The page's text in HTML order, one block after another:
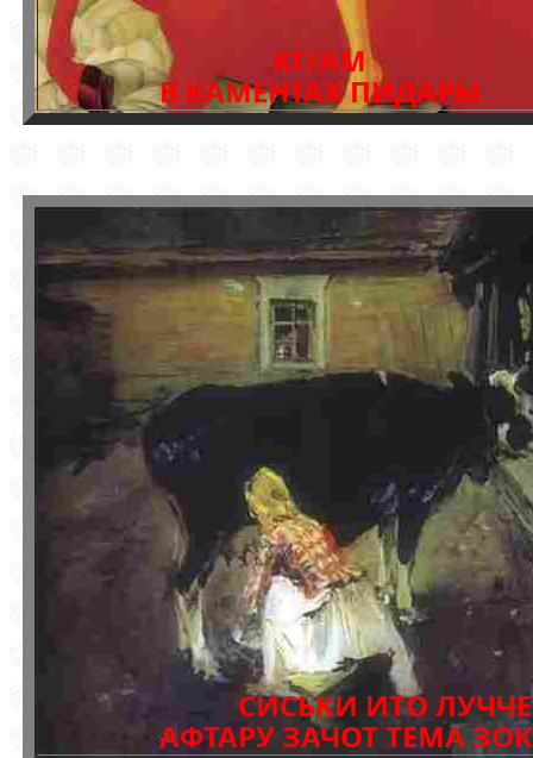
КГ/АМ
В КАМЕНТАХ ПИДАРЫ
СИСЬКИ ИТО ЛУЧЧЕ
АФТАРУ ЗАЧОТ ТЕМА